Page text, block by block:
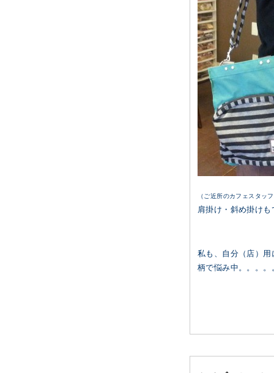
（ご近所のカフェスタッ
肩掛け・斜め掛け
私も、自分（店）用
柄で悩み中。。。。